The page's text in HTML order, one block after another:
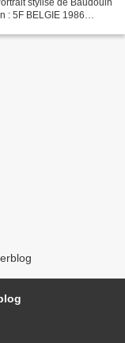
: 5F BELGIE 1986